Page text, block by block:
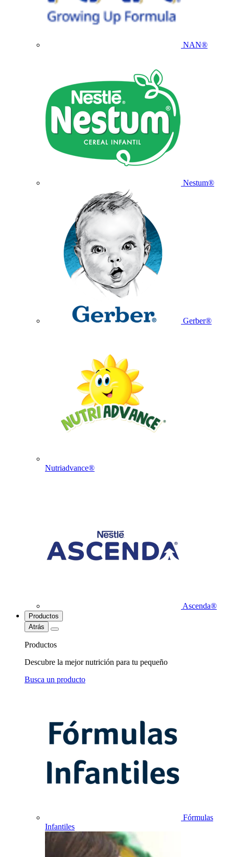
NAN®
Nestum®
Gerber®
Nutriadvance®
Ascenda®
Productos
Atrás
Productos
Descubre la mejor nutrición para tu pequeño
Busca un producto
Fórmulas
Infantiles